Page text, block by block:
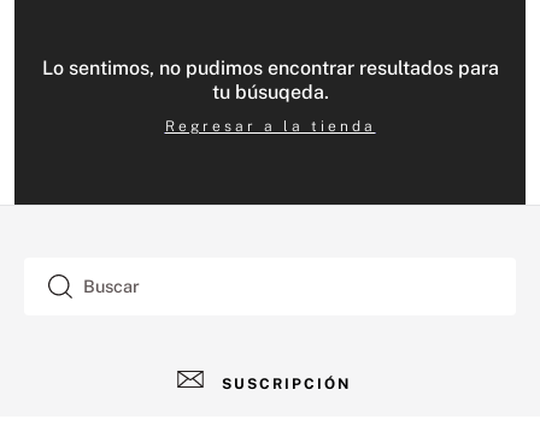
Lo sentimos, no pudimos encontrar resultados para
tu búsuqeda.
Regresar a la tienda
Buscar
SUSCRIPCIÓN